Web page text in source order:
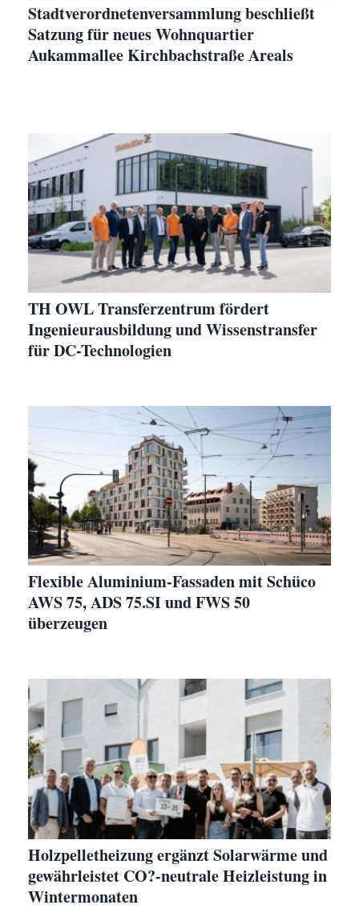
Stadtverordnetenversammlung beschließt
Satzung für neues Wohnquartier
Aukammallee Kirchbachstraße Areals
TH OWL Transferzentrum fördert
Ingenieurausbildung und Wissenstransfer
für DC-Technologien
Flexible Aluminium-Fassaden mit Schüco
AWS 75, ADS 75.SI und FWS 50
überzeugen
Holzpelletheizung ergänzt Solarwärme und
gewährleistet CO?-neutrale Heizleistung in
Wintermonaten